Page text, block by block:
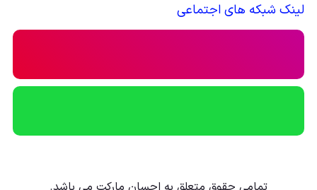
قهوه فقط یک نوشیدنی نیست، بلکه برای سلامتی شما نیز
لینک شبکه های اجتماعی